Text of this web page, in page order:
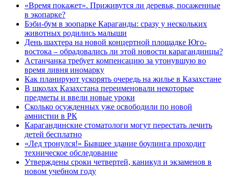
«Время покажет». Приживутся ли деревья, посаженные
в экопарке?
Бэби-бум в зоопарке Караганды: сразу у нескольких
животных родились малыши
День шахтера на новой концертной площадке Юго-
востока – обрадовались ли этой новости карагандинцы?
Астанчанка требует компенсацию за утонувшую во
время ливня иномарку
Как планируют ускорять очередь на жилье в Казахстане
В школах Казахстана переименовали некоторые
предметы и ввели новые уроки
Сколько осужденных уже освободили по новой
амнистии в РК
Карагандинские стоматологи могут перестать лечить
детей бесплатно
«Лед тронулся!» Бывшее здание боулинга проходит
техническое обследование
Утверждены сроки четвертей, каникул и экзаменов в
новом учебном году